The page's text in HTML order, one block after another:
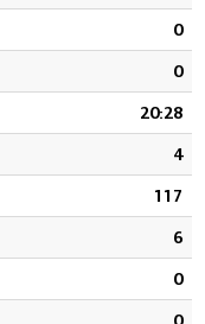
0
0
20:28
4
117
6
0